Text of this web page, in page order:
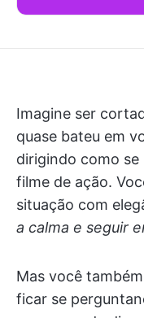
Imagine ser
quase bateu em
dirigindo como se
filme de ação.
situação com
a calma e seguir
Mas você
ficar se